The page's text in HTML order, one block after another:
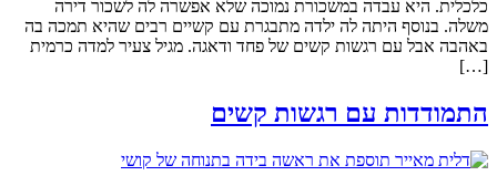
כלכלית. היא עבדה במשכורת נמוכה שלא אפשרה לה לשכור דירה
משלה. בנוסף היתה לה ילדה מתבגרת עם קשיים רבים שהיא תמכה בה
באהבה אבל עם רגשות קשים של פחד ודאגה. מגיל צעיר למדה כרמית
[…]
התמודדות עם רגשות קשים